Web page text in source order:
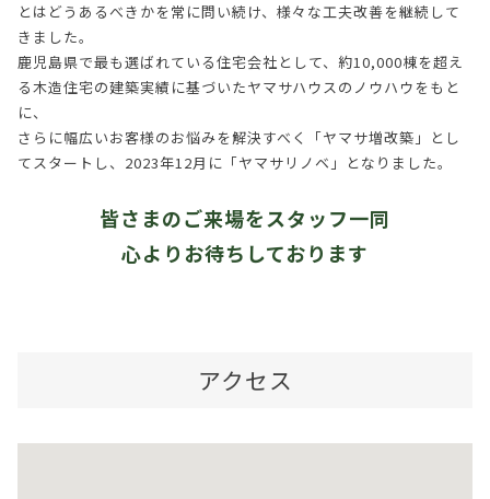
とはどうあるべきかを常に問い続け、様々な工夫改善を継続して
きました。
鹿児島県で最も選ばれている住宅会社として、約10,000棟を超え
る木造住宅の建築実績に基づいたヤマサハウスのノウハウをもと
に、
さらに幅広いお客様のお悩みを解決すべく「ヤマサ増改築」とし
てスタートし、2023年12月に「ヤマサリノベ」となりました。
皆さまのご来場をスタッフ一同
心よりお待ちしております
アクセス